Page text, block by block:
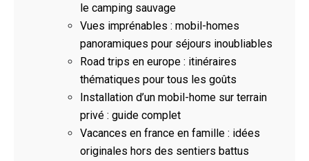
le camping sauvage
Vues imprénables : mobil-homes
panoramiques pour séjours inoubliables
Road trips en europe : itinéraires
thématiques pour tous les goûts
Installation d’un mobil-home sur terrain
privé : guide complet
Vacances en france en famille : idées
originales hors des sentiers battus